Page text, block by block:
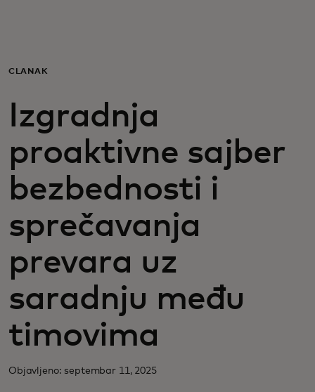
Za biznis
Za svet
Za inovatore
Novosti i trendovi
ČLANAK
Izgradnja
proaktivne sajber
bezbednosti i
sprečavanja
prevara uz
saradnju među
timovima
Objavljeno: septembar 11, 2025